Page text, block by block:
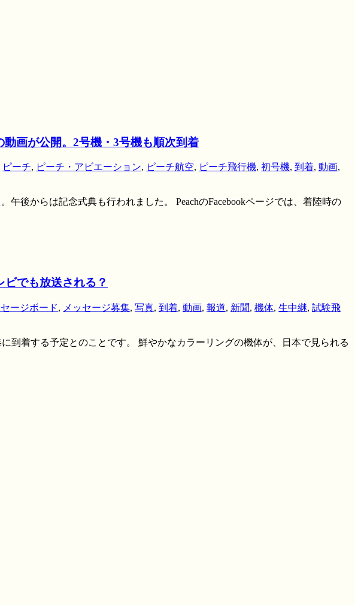
動画が公開。2号機・3号機も順次到着
ピーチ, ピーチ・アビエーション, ピーチ航空, ピーチ飛行機, 初号機, 到着, 動画,
後からは記念式典も行われました。 PeachのFacebookページでは、着陸時の
ビでも放送される？
セージボード, メッセージ募集, 写真, 到着, 動画, 報道, 新聞, 機体, 生中継, 試験飛
到着する予定とのことです。 鮮やかなカラーリングの機体が、日本で見られる